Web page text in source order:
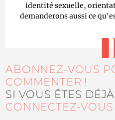
identité sexuelle,
demanderons aussi ce
ABONNEZ-VOUS
COMMENTER !
SI VOUS ÊTES
CONNECTEZ-VOUS